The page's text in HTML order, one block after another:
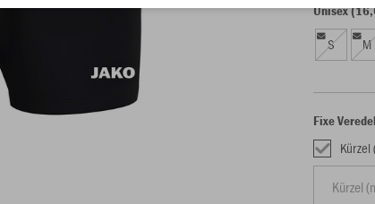
Unisex
S M
Fixe
Kürzel